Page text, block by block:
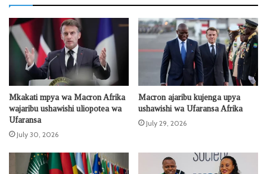
Mkakati mpya wa Macron Afrika
wajaribu ushawishi uliopotea wa
Ufaransa
July 30, 2026
Macron ajaribu kujenga upya
ushawishi wa Ufaransa Afrika
July 29, 2026